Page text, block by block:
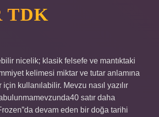
TDK
nicelik; klasik felsefe ve mantıktaki
kelimesi miktar ve tutar anlamına
kullanılabilir. Mevzu nasıl yazılır
satır daha
devam eden bir doğa tarihi